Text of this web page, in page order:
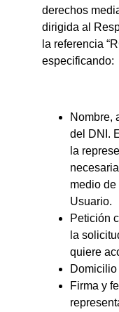
derechos
dirigida al
la referencia
especificando:
Nombre,
del DNI.
la
medio de
Usuario.
Petición
la
quiere
Firma y